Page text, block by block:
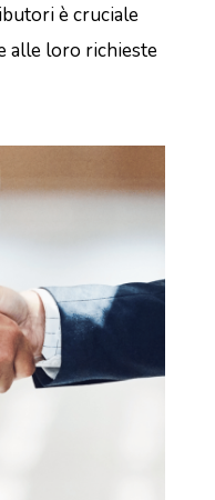
è cruciale
alle loro richieste